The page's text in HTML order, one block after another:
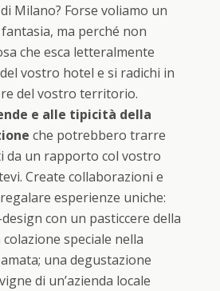
Milano? Forse voliamo un
ma perché non
che esca letteralmente
vostro hotel e si radichi in
del vostro territorio.
e alle tipicità della
che potrebbero trarre
da un rapporto col vostro
Create collaborazioni e
esperienze uniche:
con un pasticcere della
speciale nella
una degustazione
di un’azienda locale